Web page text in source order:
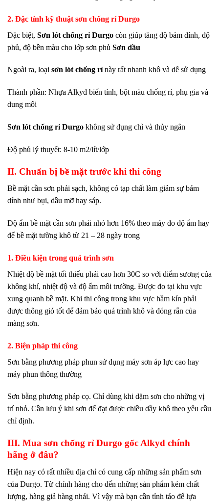
2. Đặc tính kỹ thuật sơn chống rỉ Durgo
Đặc biệt, Sơn lót chống rỉ Durgo còn giúp tăng độ bám dính, độ
phủ, độ bền màu cho lớp sơn phủ Sơn dầu
Ngoài ra, loại sơn lót chống rỉnày rất nhanh khô và dễ sử dụng
Thành phần: Nhựa Alkyd biến tính, bột màu chống rỉ, phụ gia và
dung môi
Sơn lót chống rỉ Durgo không sử dụng chì và thủy ngân
Độ phủ lý thuyết: 8-10 m2/lít/lớp
II. Chuẩn bị bề mặt trước khi thi công
Bề mặt cần sơn phải sạch, không có tạp chất làm giảm sự bám
dính như bụi, dầu mỡ hay sáp.
Độ ẩm bề mặt cần sơn phải nhỏ hơn 16% theo máy đo độ ẩm hay
để bề mặt tường khô từ 21 – 28 ngày trong
1. Điều kiện trong quá trình sơn
Nhiệt độ bề mặt tối thiểu phải cao hơn 30C so với điểm sương của
không khí, nhiệt độ và độ ẩm môi trường. Được đo tại khu vực
xung quanh bề mặt. Khi thi công trong khu vực hầm kín phải
được thông gió tốt để đảm bảo quá trình khô và đóng rắn của
màng sơn.
2. Biện pháp thi công
Sơn bằng phương pháp phun sử dụng máy sơn áp lực cao hay
máy phun thông thường
Sơn bằng phương pháp cọ. Chỉ dùng khi dặm sơn cho những vị
trí nhỏ. Cần lưu ý khi sơn để đạt được chiều dầy khô theo yêu cầu
chỉ định.
III. Mua sơn chống rỉ Durgo gốc Alkyd chính
hãng ở đâu?
Hiện nay có rất nhiều địa chỉ có cung cấp những sản phẩm sơn
của Durgo. Từ chính hãng cho đến những sản phẩm kém chất
lượng, hàng giả hàng nhái. Vì vậy mà bạn cần tỉnh táo để lựa